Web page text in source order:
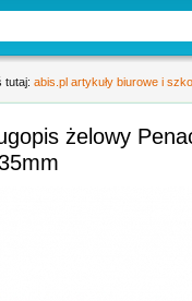
tutaj: abis.pl artykuły biurowe i
żelowy